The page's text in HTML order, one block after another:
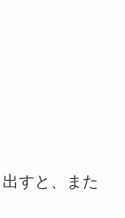
すと、また